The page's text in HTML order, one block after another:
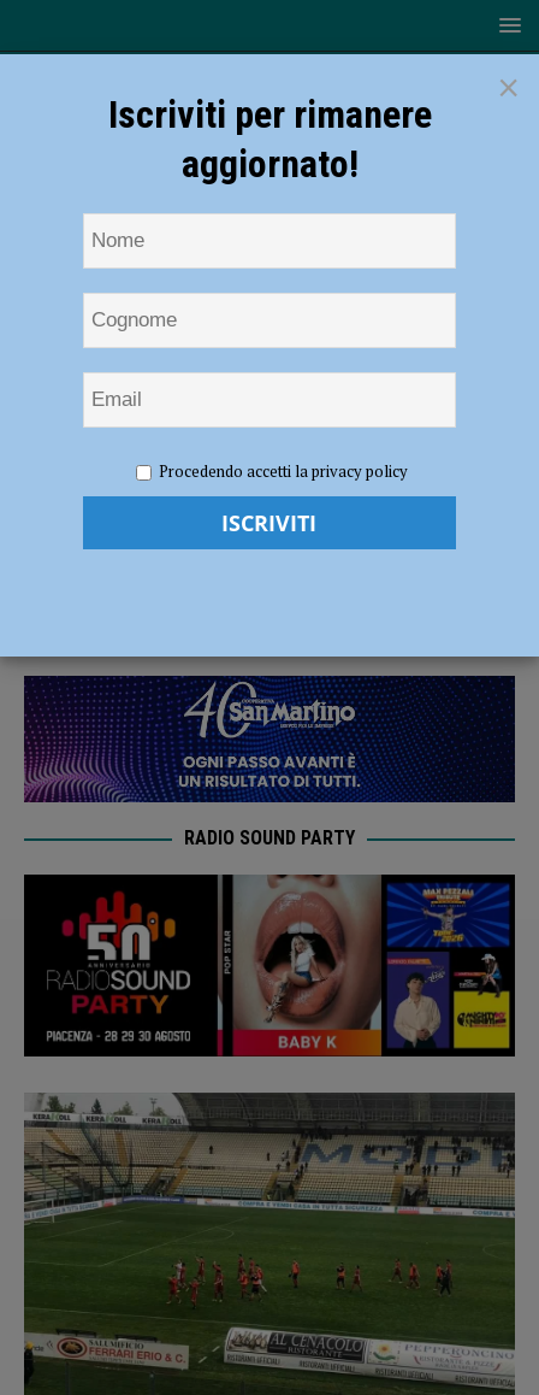
Il Fiorenzuola beffato al “Braglia”: in finale va il Modena
Il Fiorenzuola beffato al “Braglia”: in
RADIO SOUND PARTY
×
Iscriviti per rimanere
aggiornato!
Procedendo accetti la privacy policy